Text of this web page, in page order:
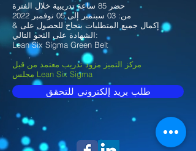
حضر 85 ساعة تدريبية خلال الفترة
من: 03 سبتمبر إلى 05 نوفمبر 2022
& إكمال جميع المتطلبات بنجاح للحصول على
الشهادة على النحو التالي:
Lean Six Sigma Green Belt
مركز التميز مزود تدريب معتمد من قبل
مجلس Lean Six Sigma
طلب بريد إلكتروني للتحقق